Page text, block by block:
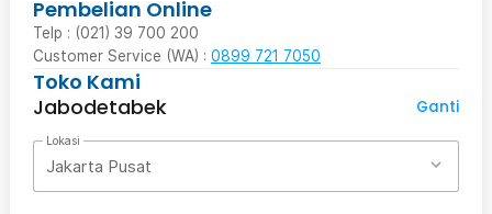
Pembelian Online
Telp : (021) 39 700 200
Customer Service (WA) : 0899 721 7050
Toko Kami
Jabodetabek
Ganti
Lokasi
Jakarta Pusat